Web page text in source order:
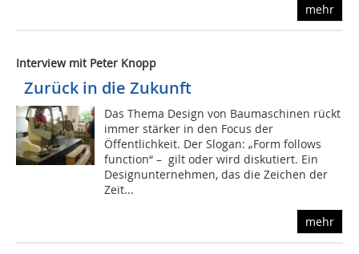
mehr
Interview mit Peter Knopp
Zurück in die Zukunft
Das Thema Design von Baumaschinen rückt
immer stärker in den Focus der
Öffentlichkeit. Der Slogan: „Form follows
function“ – gilt oder wird diskutiert. Ein
Designunternehmen, das die Zeichen der
Zeit...
mehr